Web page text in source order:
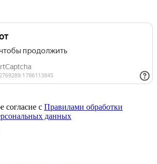
согласие с Правилами обработки
данных